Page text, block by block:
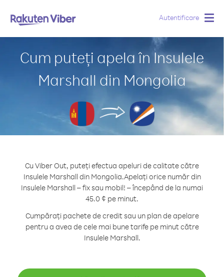
Autentificare
Cum puteți apela în Insulele
Marshall din Mongolia
Cu Viber Out, puteți efectua apeluri de calitate către
Insulele Marshall din Mongolia.Apelați orice număr din
Insulele Marshall – fix sau mobil! – începând de la numai
45.0 ¢ pe minut.
Cumpărați pachete de credit sau un plan de apelare
pentru a avea de cele mai bune tarife pe minut către
Insulele Marshall.